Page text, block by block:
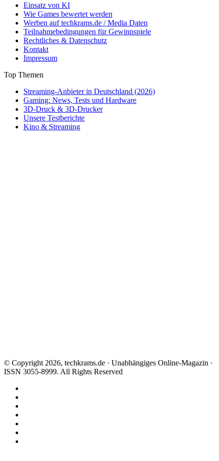
Einsatz von KI
Wie Games bewertet werden
Werben auf techkrams.de / Media Daten
Teilnahmebedingungen für Gewinnspiele
Rechtliches & Datenschutz
Kontakt
Impressum
Top Themen
Streaming-Anbieter in Deutschland (2026)
Gaming: News, Tests und Hardware
3D-Druck & 3D-Drucker
Unsere Testberichte
Kino & Streaming
© Copyright 2026, techkrams.de · Unabhängiges Online-Magazin ·
ISSN 3055-8999. All Rights Reserved